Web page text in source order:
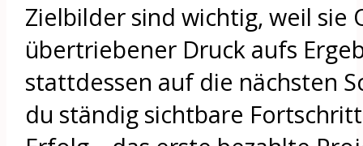
Zielbilder sind wichtig, weil sie
übertriebener Druck aufs
stattdessen auf die nächsten
du ständig sichtbare